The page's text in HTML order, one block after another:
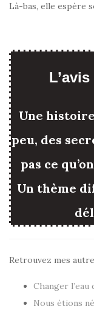
Là-bas, elle espère
Une
peu, des
pas ce
Un thème
Retrouvez mes
Changer l’eau
Nous étions